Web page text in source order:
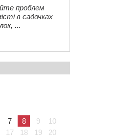
проблем
в садочках
...
7 8 9
10
17 18 19 20